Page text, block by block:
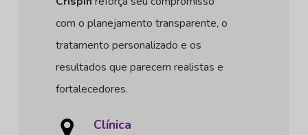
com o planejamento transparente, o
tratamento personalizado e os
resultados que parecem realistas e
fortalecedores.
Clínica